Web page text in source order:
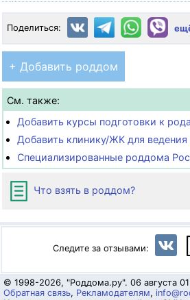
Поделиться:
+ Добавить роддом
См. также:
Добавить курсы подготовки к
Добавить клинику/ЖК для
Специализированные роддома
Что взять в роддом?
Следите за отзывами:
© 1998-2026, "Роддома.ру". 06 августа
Обратная связь, Рекламодателям,